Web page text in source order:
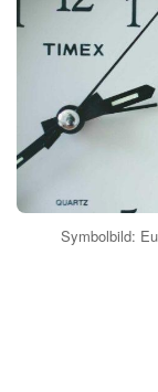
Symbolbild: